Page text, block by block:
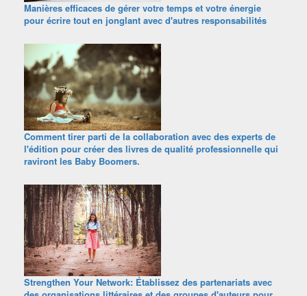
Manières efficaces de gérer votre temps et votre énergie
pour écrire tout en jonglant avec d'autres responsabilités
Comment tirer parti de la collaboration avec des experts de
l'édition pour créer des livres de qualité professionnelle qui
raviront les Baby Boomers.
Strengthen Your Network: Établissez des partenariats avec